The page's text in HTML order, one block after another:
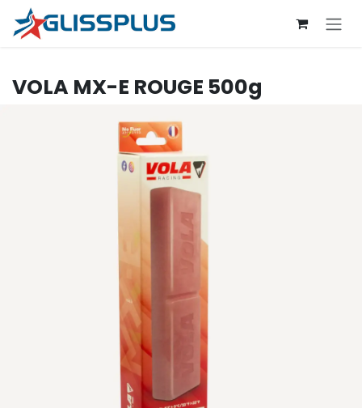
Se rendre au contenu
VOLA MX-E ROUGE 500g